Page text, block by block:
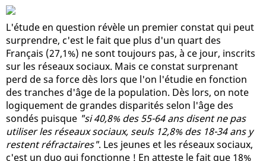
L'étude en question révèle un premier constat qui peut
surprendre, c'est le fait que plus d'un quart des
Français (27,1%) ne sont toujours pas, à ce jour, inscrits
sur les réseaux sociaux. Mais ce constat surprenant
perd de sa force dès lors que l'on l'étudie en fonction
des tranches d'âge de la population. Dès lors, on note
logiquement de grandes disparités selon l'âge des
sondés puisque "si 40,8% des 55-64 ans disent ne pas
utiliser les réseaux sociaux, seuls 12,8% des 18-34 ans y
restent réfractaires". Les jeunes et les réseaux sociaux,
c'est un duo qui fonctionne ! En atteste le fait que 18%